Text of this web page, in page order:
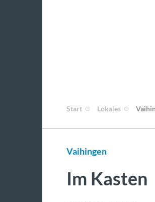
Start Lokales
Vaihingen
Im Kasten